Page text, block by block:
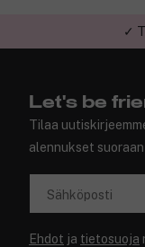
✓
Let's be
Tilaa
alennukset
Sähköposti
Ehdot ja tietosuoja